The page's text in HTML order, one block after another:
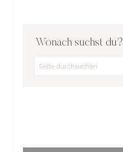
Wonach suchst du?
Search